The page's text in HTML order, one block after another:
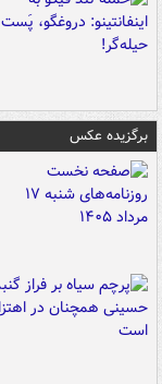
برگزیده عکس